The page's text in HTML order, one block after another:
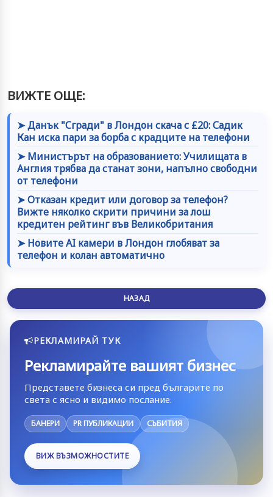
ВИЖТЕ ОЩЕ:
➤ Данък "Сгради" в Лондон скача с £20: Садик
Кан иска пари за борба с крадците на телефони
➤ Министърът на образованието: Училищата в
Англия трябва да станат зони, напълно свободни
от телефони
➤ Отказан кредит или договор за телефон?
Вижте няколко скрити причини за лош
кредитен рейтинг във Великобритания
➤ Новите AI камери в Лондон глобяват за
телефон и колан автоматично
НАЗАД
РЕКЛАМИРАЙ ТУК
Рекламирайте вашият бизнес
Представете бизнеса си пред българите по
света с ясно и видимо послание.
БАНЕРИ PR ПУБЛИКАЦИИ СЪБИТИЯ
ВИЖ ВЪЗМОЖНОСТИТЕ